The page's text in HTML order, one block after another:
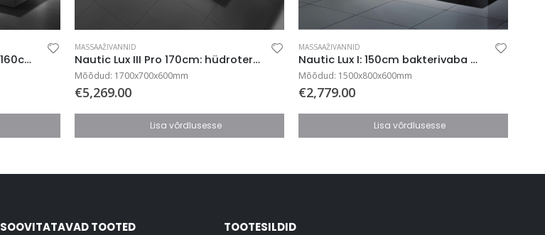
Massaaživann Nautic Lux III 160cm: automaatpuhastus ja LED
MASSAAŽIVANNID
Nautic Lux III Pro 170cm: hüdroteraapia luksvann
Mõõdud: 1700x700x600mm
€5,269.00
Lisa võrdlusesse
MASSAAŽIVANNID
Nautic Lux I: 150cm bakterivaba massaaživann
Mõõdud: 1500x800x600mm
€2,779.00
Lisa võrdlusesse
SOOVITATAVAD TOOTED TOOTESILDID